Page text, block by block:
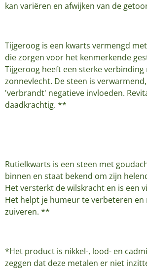
kan variëren en afwijken van de
Tijgeroog is een kwarts vermengd
die zorgen voor het kenmerkende
Tijgeroog heeft een sterke verbinding
zonnevlecht. De steen is
'verbrandt' negatieve invloeden.
daadkrachtig. **
Rutielkwarts is een steen met
binnen en staat bekend om zijn
Het versterkt de wilskracht en is een
Het helpt je humeur te verbeteren
zuiveren. **
*Het product is nikkel-, lood- en
zeggen dat deze metalen er niet